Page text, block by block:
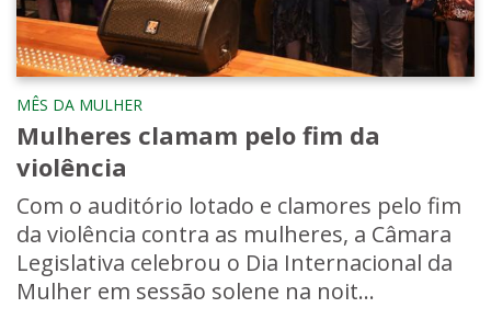
MÊS DA MULHER
Mulheres clamam pelo fim da
violência
Com o auditório lotado e clamores pelo fim
da violência contra as mulheres, a Câmara
Legislativa celebrou o Dia Internacional da
Mulher em sessão solene na noit...